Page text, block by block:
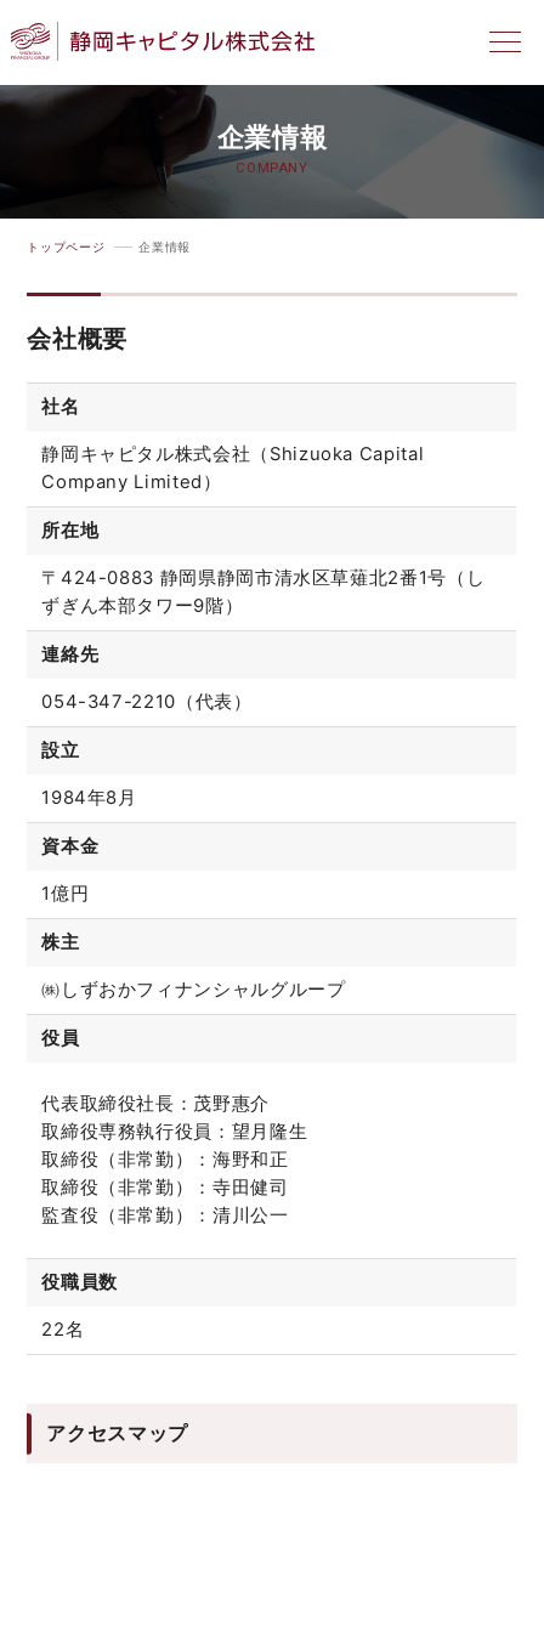
企業情報
COMPANY
トップページ 企業情報
会社概要
社名
静岡キャピタル株式会社（Shizuoka Capital
Company Limited）
所在地
〒424-0883 静岡県静岡市清水区草薙北2番1号（し
ずぎん本部タワー9階）
連絡先
054-347-2210（代表）
設立
1984年8月
資本金
1億円
株主
㈱しずおかフィナンシャルグループ
役員
代表取締役社長：茂野惠介
取締役専務執行役員：望月隆生
取締役（非常勤）：海野和正
取締役（非常勤）：寺田健司
監査役（非常勤）：清川公一
役職員数
22名
アクセスマップ